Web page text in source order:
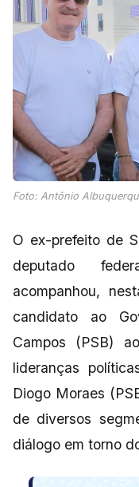
Foto: Antônio
O ex-prefeito de
deputado
acompanhou,
candidato ao
Campos (PSB)
lideranças
Diogo Moraes
de diversos
diálogo em torno